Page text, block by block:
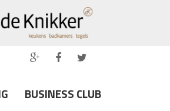
BUSINESS CLUB